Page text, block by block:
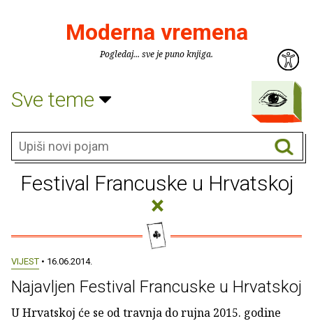
Moderna vremena
Pogledaj... sve je puno knjiga.
Sve teme
Festival Francuske u Hrvatskoj
×
VIJEST • 16.06.2014.
Najavljen Festival Francuske u Hrvatskoj
U Hrvatskoj će se od travnja do rujna 2015. godine